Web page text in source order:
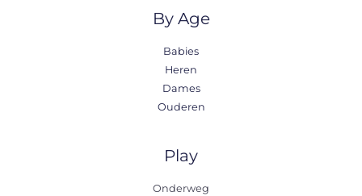
By Age
Babies
Heren
Dames
Ouderen
Play
Onderweg